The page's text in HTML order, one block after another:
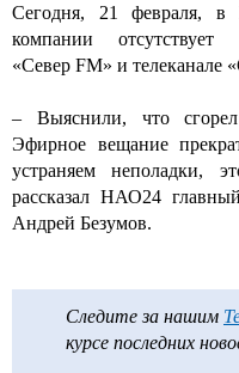
Сегодня, 21 февраля, в
компании
«Север FM» и телеканале
– Выяснили, что
Эфирное вещание
устраняем неполадки,
рассказал НАО24
Андрей Безумов.
Следите за нашим
курсе последних